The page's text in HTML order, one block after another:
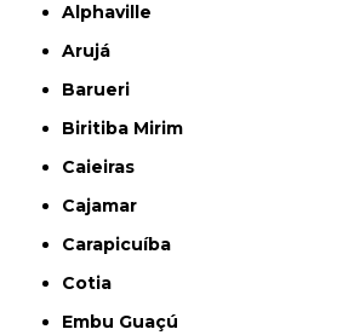
Alphaville
Arujá
Barueri
Biritiba Mirim
Caieiras
Cajamar
Carapicuíba
Cotia
Embu Guaçú